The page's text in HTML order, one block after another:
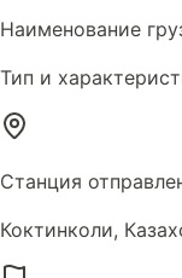
Наименование
Тип и
Станция
Коктинколи,